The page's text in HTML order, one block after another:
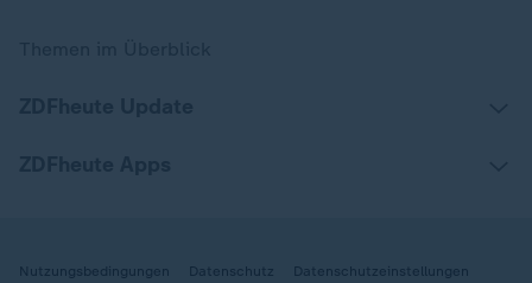
Nutzungsbedingungen Datenschutz Datenschutzeinstellungen